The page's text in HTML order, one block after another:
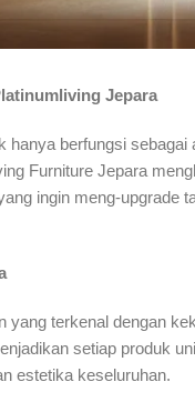
Jepara
berfungsi
Furniture Jepara
ingin meng-upgrade
terkenal dengan
setiap produk
estetika keseluruhan.